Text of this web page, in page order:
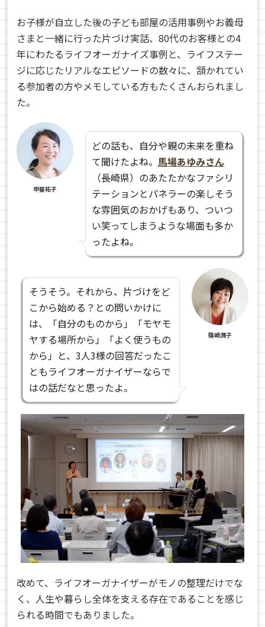
お子様が自立した後の子ども部屋の活用事例やお義母
さまと一緒に行った片づけ実話、80代のお客様との4
年にわたるライフオーガナイズ事例と、ライフステー
ジに応じたリアルなエピソードの数々に、頷かれてい
る参加者の方やメモしている方もたくさんおられまし
た。
甲斐祐子
どの話も、自分や親の未来を重ね
て聞けたよね。 馬場あゆみさん
（長崎県）のあたたかなファシリ
テーションとパネラーの楽しそう
な雰囲気のおかげもあり、ついつ
い笑ってしまうような場面も多か
ったよね。
そうそう。それから、片づけをど
こから始める？との問いかけに
は、「自分のものから」「モヤモ
ヤする場所から」「よく使うもの
から」と、3人3様の回答だったこ
ともライフオーガナイザーならで
はの話だなと思ったよ。
篠崎潤子
改めて、ライフオーガナイザーがモノの整理だけでな
く、人生や暮らし全体を支える存在であることを感じ
られる時間でもありました。